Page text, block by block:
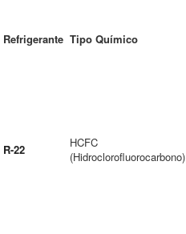
Refrigerante Tipo Químico
R-22
HCFC
(Hidroclorofluorocarbono)